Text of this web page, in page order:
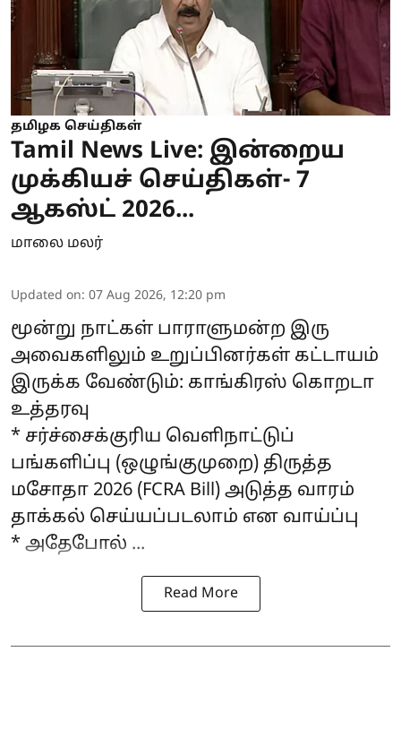
தமிழக செய்திகள்
Tamil News Live: இன்றைய
முக்கியச் செய்திகள்- 7
ஆகஸ்ட் 2026...
மாலை மலர்
Updated on: 07 Aug 2026, 12:20 pm
மூன்று நாட்கள் பாராளுமன்ற இரு
அவைகளிலும் உறுப்பினர்கள் கட்டாயம்
இருக்க வேண்டும்: காங்கிரஸ் கொறடா
உத்தரவு
* சர்ச்சைக்குரிய வெளிநாட்டுப்
பங்களிப்பு (ஒழுங்குமுறை) திருத்த
மசோதா 2026 (FCRA Bill) அடுத்த வாரம்
தாக்கல் செய்யப்படலாம் என வாய்ப்பு
* அதேபோல் ...
Read More